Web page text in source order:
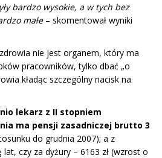
bardzo wysokie, a w tych bez
małe– skomentował wyniki
nie jest organem, który ma
pracowników, tylko dbać „o
kładąc szczególny nacisk na
lekarz z II stopniem
ma pensji zasadniczej brutto 3
do grudnia 2007); a z
lat, czy za dyżury – 6163 zł (wzrost o